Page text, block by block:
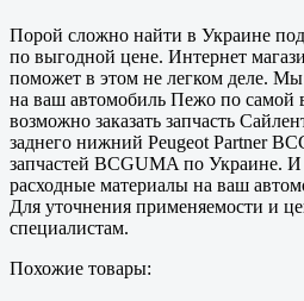
Порой сложно найти в Украине
по выгодной цене. Интернет
поможет в этом не легком деле. Мы
на ваш автомобиль Пежо по самой
возможно заказать запчасть
заднего нижний Peugeot Partner
запчастей BCGUMA по Украине. И
расходные материалы на ваш
Для уточнения применяемости и
специалистам.
Похожие товары: